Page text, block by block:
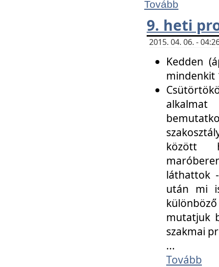
Tovább
9. heti
2015. 04. 06. -
Kedden
mindenkit
között
láthattok
után mi
mutatjuk
szakmai
...
Tovább